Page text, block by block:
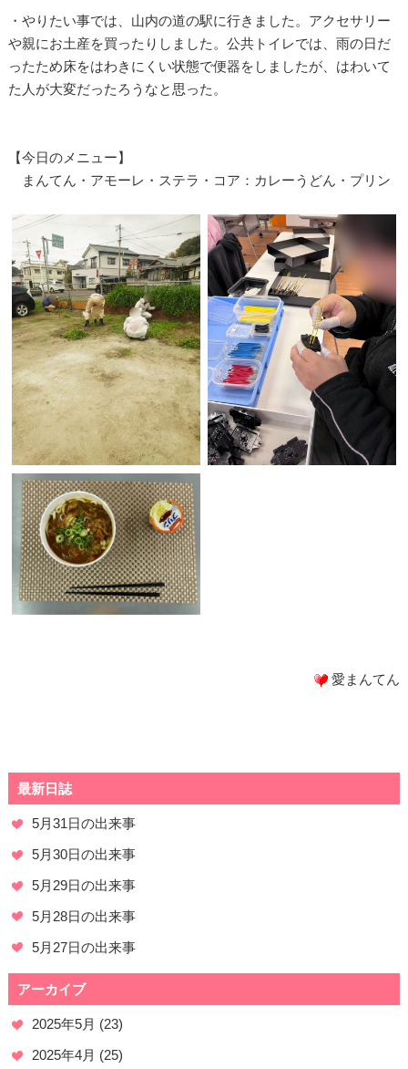
・やりたい事では、山内の道の駅に行きました。アクセサリー
や親にお土産を買ったりしました。公共トイレでは、雨の日だ
ったため床をはわきにくい状態で便器をしましたが、はわいて
た人が大変だったろうなと思った。
【今日のメニュー】
まんてん・アモーレ・ステラ・コア：カレーうどん・プリン
愛まんてん
最新日誌
5月31日の出来事
5月30日の出来事
5月29日の出来事
5月28日の出来事
5月27日の出来事
アーカイブ
2025年5月 (23)
2025年4月 (25)